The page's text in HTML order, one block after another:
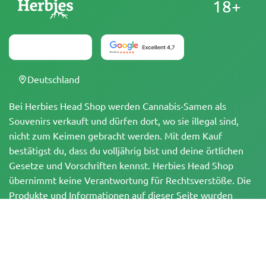
Bei Herbies Head Shop werden Cannabis-Samen als
Souvenirs verkauft und dürfen dort, wo sie illegal sind,
nicht zum Keimen gebracht werden. Mit dem Kauf
bestätigst du, dass du volljährig bist und deine örtlichen
Gesetze und Vorschriften kennst. Herbies Head Shop
übernimmt keine Verantwortung für Rechtsverstöße. Die
Produkte und Informationen auf dieser Seite wurden
18+
Deutschland